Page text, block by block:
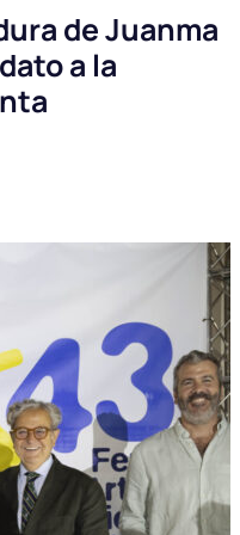
de Juanma
a la